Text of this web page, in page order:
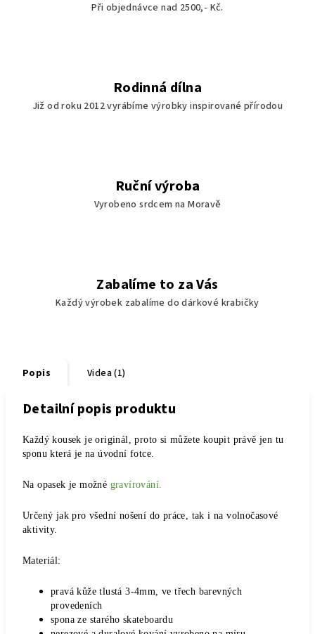
Při objednávce nad 2500,- Kč.
Rodinná dílna
Již od roku 2012 vyrábíme výrobky inspirované přírodou
Ruční výroba
Vyrobeno srdcem na Moravě
Zabalíme to za Vás
Každý výrobek zabalíme do dárkové krabičky
Popis Videa (1)
Detailní popis produktu
Každý kousek je originál, proto si můžete koupit právě jen tu
sponu která je na úvodní fotce.
Na opasek je možné gravírování.
Určený jak pro všední nošení do práce, tak i na volnočasové
aktivity.
Materiál:
pravá kůže tlustá 3-4mm, ve třech barevných
provedeních
spona ze starého skateboardu